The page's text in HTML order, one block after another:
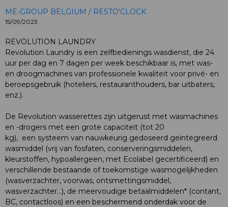
ME-GROUP BELGIUM / RESTO'CLOCK
15/09/2023
REVOLUTION LAUNDRY
Revolution Laundry is een zelfbedienings wasdienst, die 24
uur per dag en 7 dagen per week beschikbaar is, met was-
en droogmachines van professionele kwaliteit voor privé- en
beroepsgebruik (hoteliers, restauranthouders, bar uitbaters,
enz.).
De Revolution wasserettes zijn uitgerust met wasmachines
en -drogers met een grote capaciteit (tot 20
kg), een systeem van nauwkeurig gedoseerd geïntegreerd
wasmiddel (vrij van fosfaten, conserveringsmiddelen,
kleurstoffen, hypoallergeen, met Ecolabel gecertificeerd) en
verschillende bestaande of toekomstige wasmogelijkheden
(wasverzachter, voorwas, ontsmettingsmiddel,
wasverzachter…), de meervoudige betaalmiddelen* (contant,
BC, contactloos) en een beschermend onderdak voor de